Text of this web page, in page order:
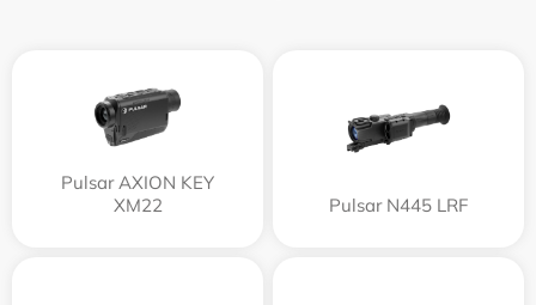
Pulsar AXION KEY
XM22
Pulsar N445 LRF